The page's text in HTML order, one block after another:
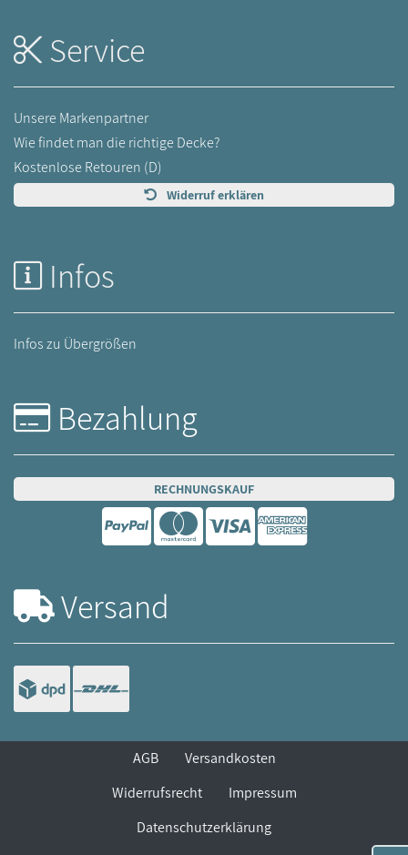
Service
Unsere Markenpartner
Wie findet man die richtige Decke?
Kostenlose Retouren (D)
Widerruf erklären
Infos
Infos zu Übergrößen
Bezahlung
RECHNUNGSKAUF
Versand
AGB
Versandkosten
Widerrufsrecht
Impressum
Datenschutzerklärung